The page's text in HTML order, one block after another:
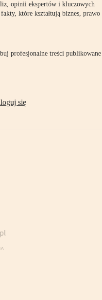
opinii ekspertów i kluczowych
które kształtują biznes, prawo
profesjonalne treści publikowane
się